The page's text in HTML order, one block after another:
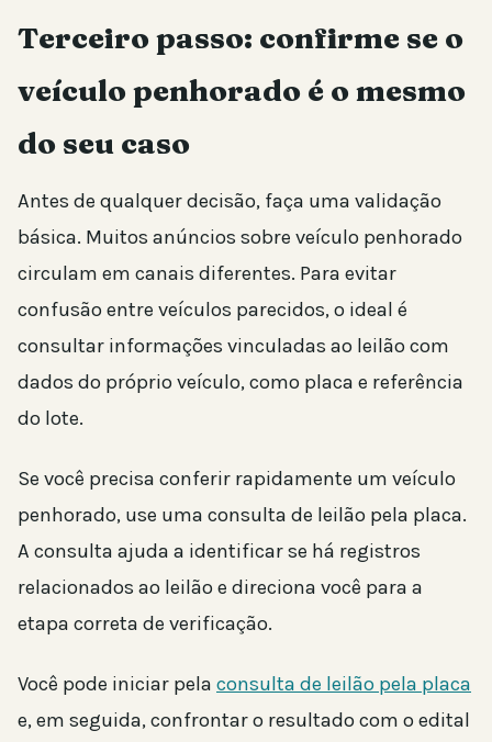
Terceiro passo: confirme se o
veículo penhorado é o mesmo
do seu caso
Antes de qualquer decisão, faça uma validação
básica. Muitos anúncios sobre veículo penhorado
circulam em canais diferentes. Para evitar
confusão entre veículos parecidos, o ideal é
consultar informações vinculadas ao leilão com
dados do próprio veículo, como placa e referência
do lote.
Se você precisa conferir rapidamente um veículo
penhorado, use uma consulta de leilão pela placa.
A consulta ajuda a identificar se há registros
relacionados ao leilão e direciona você para a
etapa correta de verificação.
Você pode iniciar pela consulta de leilão pela placa
e, em seguida, confrontar o resultado com o edital